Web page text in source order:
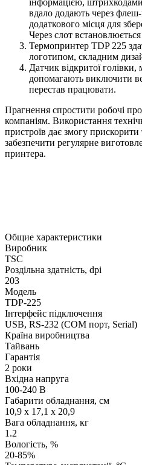
інформацією,
вдало додають через
додаткового місця для
Через слот
Термопринтер TDP 225
логотипом, складним
Датчик відкритої голівки,
допомагають виключити
перестав працювати.
Прагнення спростити робочі
компаніям. Використання
пристроїв дає змогу
забезпечити регулярне
принтера.
Общие характеристики
Виробник
TSC
Роздільна здатність, dpi
203
Модель
TDP-225
Інтерфейс підключення
USB, RS-232 (COM порт, Serial)
Країна виробництва
Тайвань
Гарантія
2 роки
Вхідна напруга
100-240 В
Габарити обладнання, см
10,9 x 17,1 x 20,9
Вага обладнання, кг
1.2
Вологість, %
20-85%